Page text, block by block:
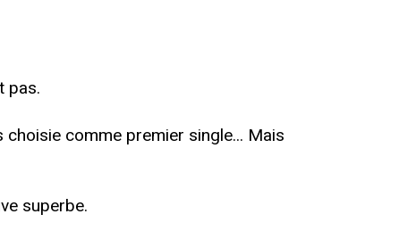
pas.
comme premier single... Mais
superbe.